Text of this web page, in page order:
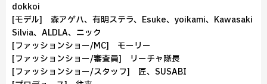
dokkoi
[モデル] 森アゲハ、有明ステラ、Esuke、yoikami、Kawasaki
Silvia、ALDLA、ニック
[ファッションショー/MC] モーリー
[ファッションショー/審査員] リーチャ隊長
[ファッションショー/スタッフ] 匠、SUSABI